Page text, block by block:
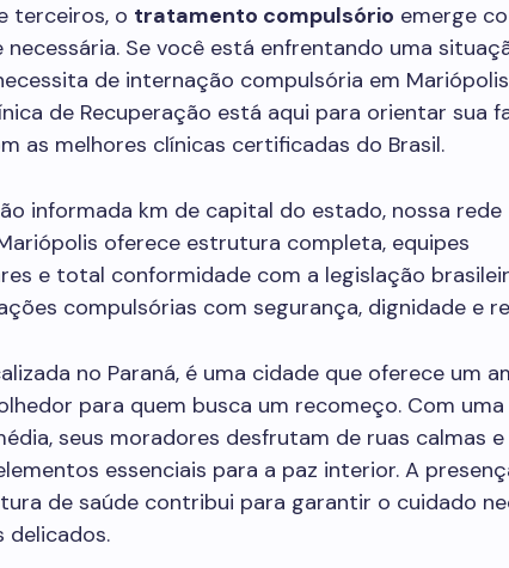
terceiros, o tratamento compulsório emerge
necessária. Se você está enfrentando uma
de internação compulsória em
de Recuperação está aqui para orientar sua
as melhores clínicas certificadas do Brasil.
informada km de capital do estado, nossa rede
oferece estrutura completa, equipes
e total conformidade com a legislação
compulsórias com segurança, dignidade e
no Paraná, é uma cidade que oferece um
para quem busca um recomeço. Com
seus moradores desfrutam de ruas calmas
essenciais para a paz interior. A
de saúde contribui para garantir o cuidado
delicados.